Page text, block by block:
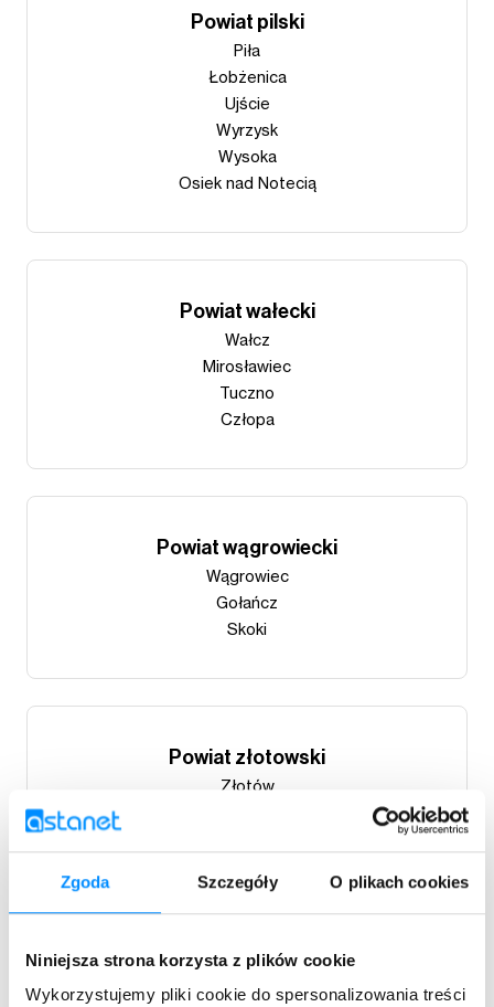
Zgoda Szczegóły O plikach cookies
Niniejsza strona korzysta z plików cookie
Wykorzystujemy pliki cookie do spersonalizowania treści
Powiat pilski
Piła
Łobżenica
Ujście
Wyrzysk
Wysoka
Osiek nad Notecią
Powiat wałecki
Wałcz
Mirosławiec
Tuczno
Człopa
Powiat wągrowiecki
Wągrowiec
Gołańcz
Skoki
Powiat złotowski
Złotów
Powiat sławieński